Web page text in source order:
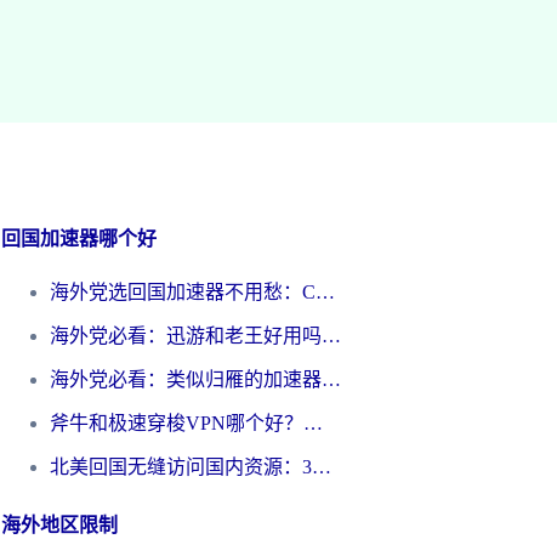
回国加速器哪个好
海外党选回国加速器不用愁：ChickCN和洞见哪个好？一篇搞定所有疑问
海外党必看：迅游和老王好用吗？3分钟选对加速国内网络的加速器
海外党必看：类似归雁的加速器怎么选？一篇搞定无缝访问国内资源
斧牛和极速穿梭VPN哪个好？海外党选回国加速器必看的真实对比与避坑指南
北美回国无缝访问国内资源：3年海外党亲测的加速器选择指南
海外地区限制